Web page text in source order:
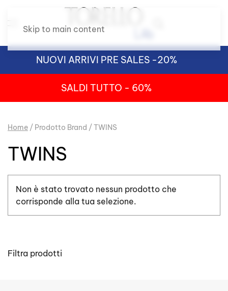
Skip to main content
NUOVI ARRIVI PRE SALES -20%
SALDI TUTTO - 60%
Home / Prodotto Brand / TWINS
TWINS
Non è stato trovato nessun prodotto che
corrisponde alla tua selezione.
Filtra prodotti